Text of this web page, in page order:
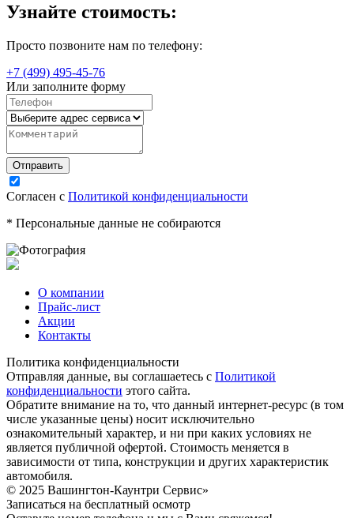
Узнайте стоимость:
Просто позвоните нам по телефону:
+7 (499) 495-45-76
Или заполните форму
Согласен с Политикой конфиденциальности
* Персональные данные не собираются
О компании
Прайс-лист
Акции
Контакты
Политика конфиденциальности
Отправляя данные, вы соглашаетесь с Политикой
конфиденциальности этого сайта.
Обратите внимание на то, что данный интернет-ресурс (в том
числе указанные цены) носит исключительно
ознакомительный характер, и ни при каких условиях не
является публичной офертой. Стоимость меняется в
зависимости от типа, конструкции и других характеристик
автомобиля.
© 2025 Вашингтон-Каунтри Сервис»
Записаться на бесплатный осмотр